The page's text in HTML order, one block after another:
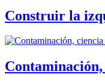
Construir la